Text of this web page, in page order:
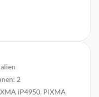
2
iP4950, PIXMA